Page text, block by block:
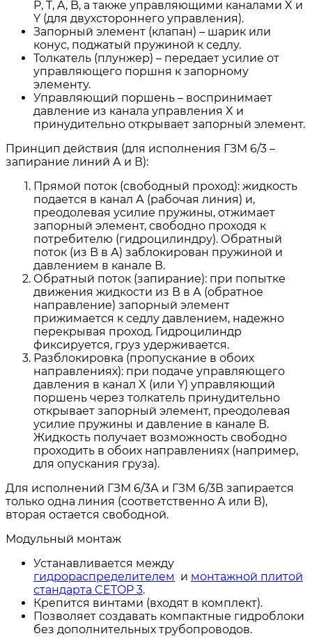
P, T, A, B, а также управляющими каналами X и
Y (для двухстороннего управления).
Запорный элемент (клапан) – шарик или
конус, поджатый пружиной к седлу.
Толкатель (плунжер) – передает усилие от
управляющего поршня к запорному
элементу.
Управляющий поршень – воспринимает
давление из канала управления X и
принудительно открывает запорный элемент.
Принцип действия (для исполнения ГЗМ 6/3 –
запирание линий А и В):
Прямой поток (свободный проход): жидкость
подается в канал А (рабочая линия) и,
преодолевая усилие пружины, отжимает
запорный элемент, свободно проходя к
потребителю (гидроцилиндру). Обратный
поток (из B в А) заблокирован пружиной и
давлением в канале В.
Обратный поток (запирание): при попытке
движения жидкости из В в А (обратное
направление) запорный элемент
прижимается к седлу давлением, надежно
перекрывая проход. Гидроцилиндр
фиксируется, груз удерживается.
Разблокировка (пропускание в обоих
направлениях): при подаче управляющего
давления в канал X (или Y) управляющий
поршень через толкатель принудительно
открывает запорный элемент, преодолевая
усилие пружины и давление в канале В.
Жидкость получает возможность свободно
проходить в обоих направлениях (например,
для опускания груза).
Для исполнений ГЗМ 6/3А и ГЗМ 6/3В запирается
только одна линия (соответственно А или В),
вторая остается свободной.
Модульный монтаж
Устанавливается между
гидрораспределителем и монтажной плитой
стандарта CETOP 3.
Крепится винтами (входят в комплект).
Позволяет создавать компактные гидроблоки
без дополнительных трубопроводов.